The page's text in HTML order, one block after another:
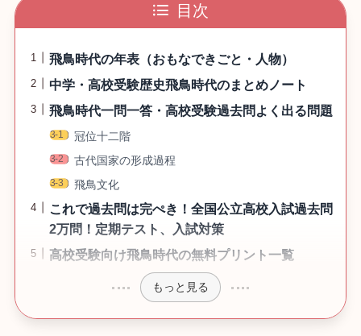
目次
飛鳥時代の年表（おもなできごと・人物）
中学・高校受験歴史飛鳥時代のまとめノート
飛鳥時代一問一答・高校受験過去問よく出る問題
冠位十二階
古代国家の形成過程
飛鳥文化
これで過去問は完ぺき！全国公立高校入試過去問
2万問！定期テスト、入試対策
高校受験向け飛鳥時代の無料プリント一覧
もっと見る